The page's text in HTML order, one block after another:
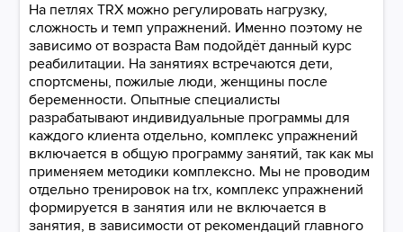
На петлях TRX можно регулировать нагрузку,
сложность и темп упражнений. Именно поэтому не
зависимо от возраста Вам подойдёт данный курс
реабилитации. На занятиях встречаются дети,
спортсмены, пожилые люди, женщины после
беременности. Опытные специалисты
разрабатывают индивидуальные программы для
каждого клиента отдельно, комплекс упражнений
включается в общую программу занятий, так как мы
применяем методики комплексно. Мы не проводим
отдельно тренировок на trx, комплекс упражнений
формируется в занятия или не включается в
занятия, в зависимости от рекомендаций главного